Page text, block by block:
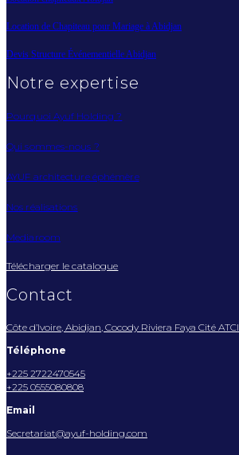
Location de Chapiteau pour Mariage à Abidjan
Devis Structure Événementielle Abidjan
Notre expertise
Pourquoi Ayuf Holding ?
Qui sommes-nous ?
AYUF architecture éphémère
Nos réalisations
Mediaroom
Télécharger le catalogue
Contact
Côte d’Ivoire, Abidjan, Cocody Riviera Faya Cité ATCI
Téléphone
+225 2722470545
+225 0555080808
Email
Secretariat@ayuf-holding.com